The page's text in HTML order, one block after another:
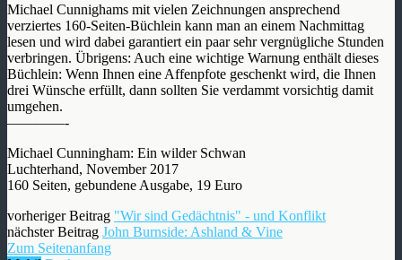
Michael Cunnighams mit vielen Zeichnungen ansprechend
verziertes 160-Seiten-Büchlein kann man an einem Nachmittag
lesen und wird dabei garantiert ein paar sehr vergnügliche Stunden
verbringen. Übrigens: Auch eine wichtige Warnung enthält dieses
Büchlein: Wenn Ihnen eine Affenpfote geschenkt wird, die Ihnen
drei Wünsche erfüllt, dann sollten Sie verdammt vorsichtig damit
umgehen.
————-
Michael Cunningham: Ein wilder Schwan
Luchterhand, November 2017
160 Seiten, gebundene Ausgabe, 19 Euro
vorheriger Beitrag "Wir sind Gedächtnis" - und Konflikt
nächster Beitrag John Burnside: Ashland & Vine
Zum Seitenanfang